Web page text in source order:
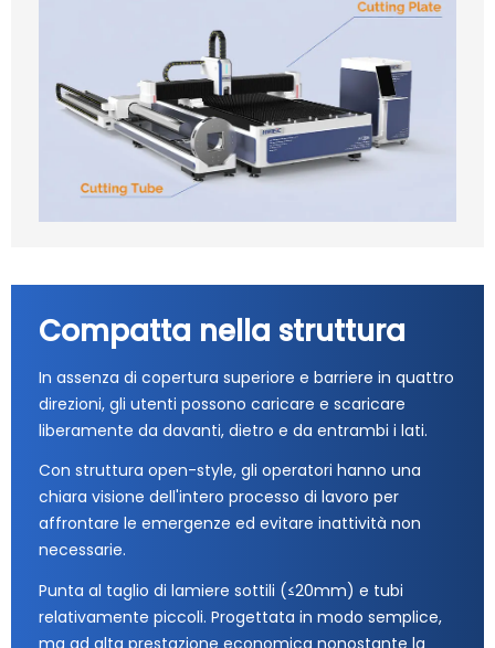
Compatta nella struttura
In assenza di copertura superiore e barriere in quattro
direzioni, gli utenti possono caricare e scaricare
liberamente da davanti, dietro e da entrambi i lati.
Con struttura open-style, gli operatori hanno una
chiara visione dell'intero processo di lavoro per
affrontare le emergenze ed evitare inattività non
necessarie.
Punta al taglio di lamiere sottili (≤20mm) e tubi
relativamente piccoli. Progettata in modo semplice,
ma ad alta prestazione economica nonostante la